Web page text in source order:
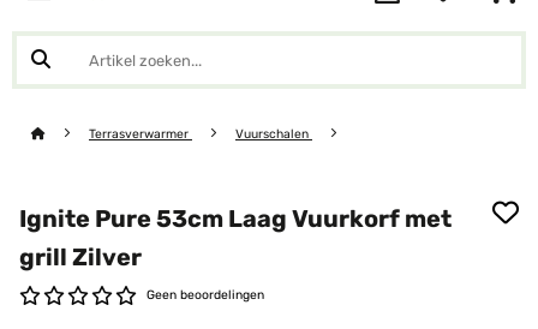
Terrasverwarmer Vuurschalen
Ignite Pure 53cm Laag Vuurkorf met
grill Zilver
Geen beoordelingen